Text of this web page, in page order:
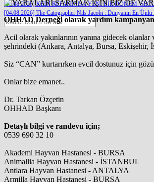
[05.08.2026] KEDİ REFAHINDA YENİ BİR DÖNEM:
[04.08.2026] The Catographer Nils Jacobi : Dünyanın En Ünlü
OHHAD Derneği olarak yardım
Acil olarak yakınlarının yanına gidecek
şehrindeki (Ankara, Antalya, Bursa,
Siz “CAN” kurtarırken evcil dostunuz için
Onlar bize emanet..
Dr. Tarkan Özçetin
OHHAD Başkanı
Detaylı bilgi ve randevu için;
0539 690 32 10
Akademi Hayvan Hastanesi - BURSA
Animallia Hayvan Hastanesi - İSTANBUL
Antlara Hayvan Hastanesi - ANTALYA
Armilla Hayvan Hastanesi - BURSA